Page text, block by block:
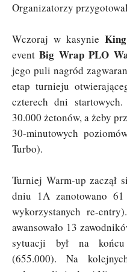
Organizatorzy
Wczoraj w kasynie
eventBig Wrap PLO
jego puli nagród
etap turnieju
czterech dni
30.000 żetonów, a żeby
30-minutowych
Turbo).
Turniej Warm-up zaczął
dniu 1A zanotowano
wykorzystanych re-
awansowało 13
sytuacji był na końcu
(655.000). Na